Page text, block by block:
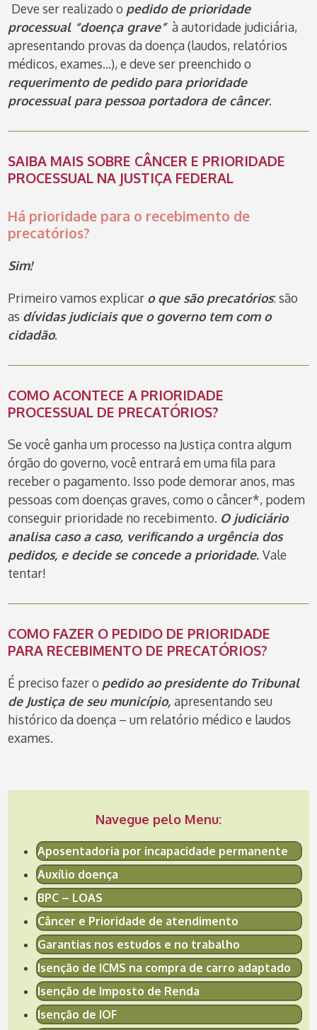
Deve ser realizado o pedido de prioridade
processual “doença grave”à autoridade judiciária,
apresentando provas da doença (laudos, relatórios
médicos, exames…), e deve ser preenchido o
requerimento de pedido para prioridade
processual para pessoa portadora de câncer.
SAIBA MAIS SOBRE CÂNCER E PRIORIDADE
PROCESSUAL NA JUSTIÇA FEDERAL
Há prioridade para o recebimento de
precatórios?
Sim!
Primeiro vamos explicar o que são precatórios: são
as dívidas judiciais que o governo tem com o
cidadão.
COMO ACONTECE A PRIORIDADE
PROCESSUAL DE PRECATÓRIOS?
Se você ganha um processo na Justiça contra algum
órgão do governo, você entrará em uma fila para
receber o pagamento. Isso pode demorar anos, mas
pessoas com doenças graves, como o câncer*, podem
conseguir prioridade no recebimento. O judiciário
analisa caso a caso, verificando a urgência dos
pedidos, e decide se concede a prioridade.Vale
tentar!
COMO FAZER O PEDIDO DE PRIORIDADE
PARA RECEBIMENTO DE PRECATÓRIOS?
É preciso fazer o pedido ao presidente do Tribunal
de Justiça de seu município,apresentando seu
histórico da doença – um relatório médico e laudos
exames.
Navegue pelo Menu:
Aposentadoria por incapacidade permanente
Auxílio doença
BPC – LOAS
Câncer e Prioridade de atendimento
Garantias nos estudos e no trabalho
Isenção de ICMS na compra de carro adaptado
Isenção de Imposto de Renda
Isenção de IOF